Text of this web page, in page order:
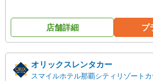
店舗詳細 プ
オリックスレンタカー
スマイルホテル那覇シティリゾート